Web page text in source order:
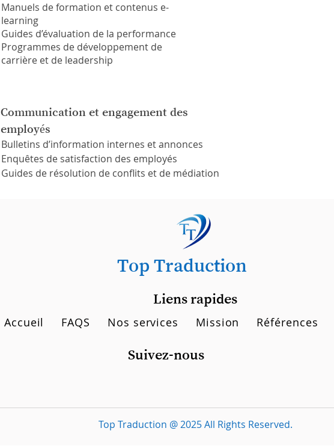
Manuels de formation et contenus e-
learning
Guides d’évaluation de la performance
Programmes de développement de
carrière et de leadership
Communication et engagement des
employés
Bulletins d’information internes et annonces
Enquêtes de satisfaction des employés
Guides de résolution de conflits et de médiation
Top Traduction
Liens rapides
Accueil
FAQS Nos services Mission Références
Suivez-nous
Top Traduction @ 2025 All Rights Reserved.